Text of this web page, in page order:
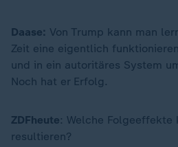
Daase: Von Trump kann man
Zeit eine eigentlich
und in ein autoritäres System
Noch hat er Erfolg.
ZDFheute: Welche Folgeeffekte
resultieren?